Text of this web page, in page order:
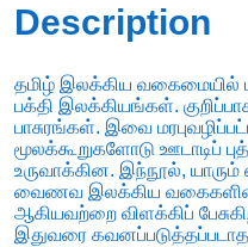
Description
தமிழ் இலக்கிய வகைமையில்
பக்தி இலக்கியங்கள்.
பாசுரங்கள். இவை
மூலக்கூறுகளோடு ஊடாடிப்
உருவாக்கின. இந்நூல்,
வைணவ இலக்கிய வகைகளின்
ஆகியவற்றை விளக்கிப்
இதுவரை கவனப்படுத்தப்படாத